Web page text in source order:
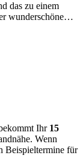
das zu einem
wunderschöne
Nutzt dieses
Ihr 15
Wenn
Beispieltermine für